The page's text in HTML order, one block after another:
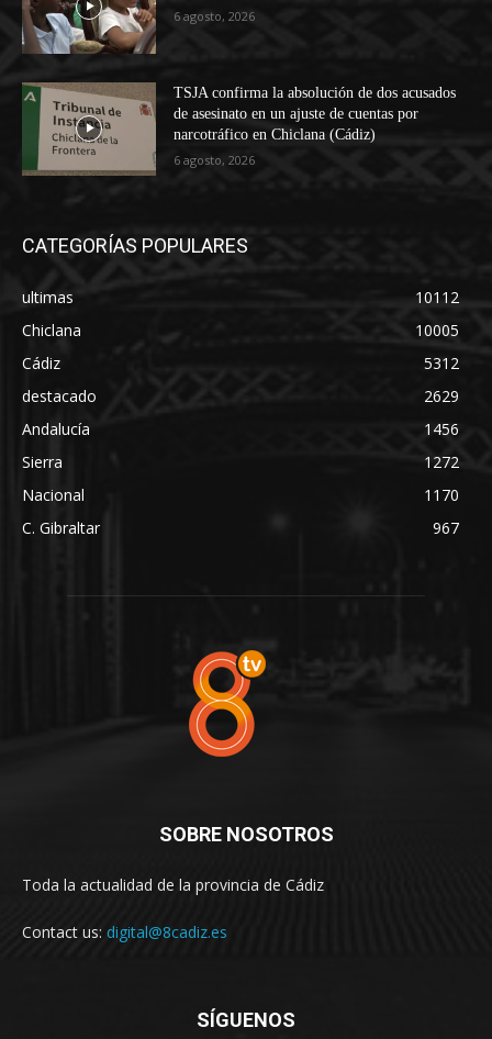
6 agosto, 2026
TSJA confirma la absolución de dos acusados
de asesinato en un ajuste de cuentas por
narcotráfico en Chiclana (Cádiz)
6 agosto, 2026
CATEGORÍAS POPULARES
ultimas
10112
Chiclana
10005
Cádiz
5312
destacado
2629
Andalucía
1456
Sierra
1272
Nacional
1170
C. Gibraltar
967
SOBRE NOSOTROS
Toda la actualidad de la provincia de Cádiz
Contact us: digital@8cadiz.es
SÍGUENOS